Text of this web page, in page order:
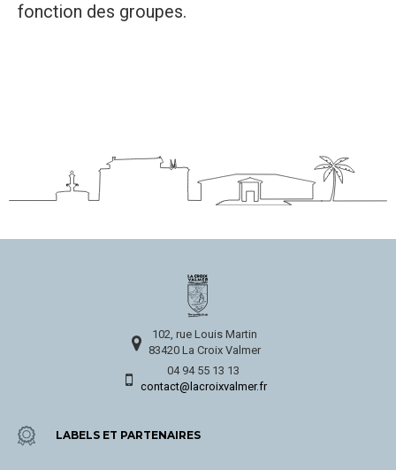
fonction des groupes.
102, rue Louis Martin
83420 La Croix Valmer
04 94 55 13 13
contact@lacroixvalmer.fr
LABELS ET PARTENAIRES